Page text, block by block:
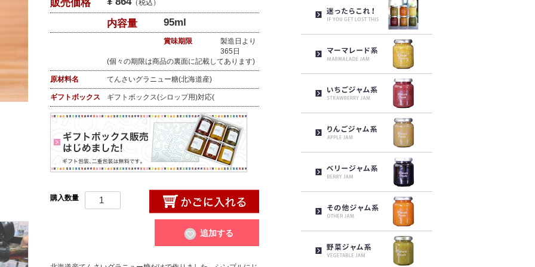
販売価格 （税込）
内容量 95ml
賞味期限
製造日より
365日
(個々の期限は商品の裏面に記載してあります)
原材料名 てんさいグラニュー糖(北海道産)
ギフトボックス ギフトボックス(シロップ用)対応(
購入数量
追加する